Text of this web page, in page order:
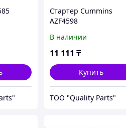
Стартер Cummins
AZF4598
В наличии
11 111 ₸
Купить
ТОО "Quality Parts"